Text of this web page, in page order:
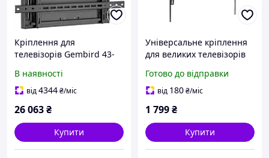
Кріплення для
телевізорів Gembird 43-
В наявності
від4344₴/міс
26 063₴
Купити
Універсальне кріплення
для великих телевізорів
Кронштейн для
телевізора з
регулюванням
Готово до відправки
від 180₴/міс
1 799₴
Купити